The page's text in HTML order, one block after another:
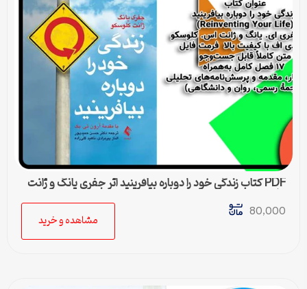
PDF کتاب زندگی خود را دوباره بیافرینید اثر جفری یانگ و ژانت
کلوسکو
80,000
مشاهده و خرید